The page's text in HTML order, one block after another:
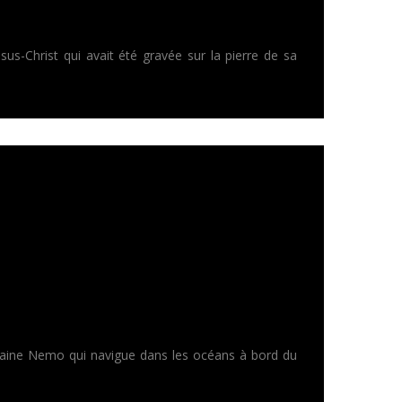
Christ qui avait été gravée sur la pierre de sa
Nemo qui navigue dans les océans à bord du